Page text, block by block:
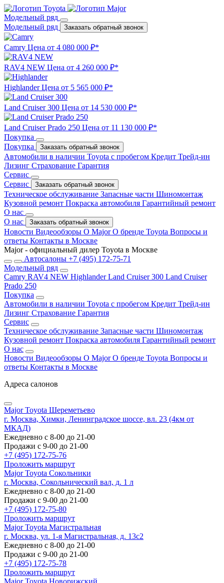
Модельный ряд
Модельный ряд
Заказать обратный звонок
Camry Цена от 4 080 000 ₽*
RAV4 NEW Цена от 4 260 000 ₽*
Highlander Цена от 5 565 000 ₽*
Land Cruiser 300 Цена от 14 530 000 ₽*
Land Cruiser Prado 250 Цена от 11 130 000 ₽*
Покупка
Покупка
Заказать обратный звонок
Автомобили в наличии Toyota с пробегом Кредит Трейд-ин
Лизинг Страхование Гарантия
Сервис
Сервис
Заказать обратный звонок
Техническое обслуживание Запасные части Шиномонтаж
Кузовной ремонт Покраска автомобиля Гарантийный ремонт
О нас
О нас
Заказать обратный звонок
Новости Видеообзоры О MajorО бренде Toyota Вопросы и
ответы Контакты в Москве
Major - официальный дилер Toyota в Москве
Автосалоны +7 (495) 172-75-71
Модельный ряд
Camry RAV4 NEW Highlander Land Cruiser 300 Land Cruiser
Prado 250
Покупка
Автомобили в наличии Toyota с пробегом Кредит Трейд-ин
Лизинг Страхование Гарантия
Сервис
Техническое обслуживание Запасные части Шиномонтаж
Кузовной ремонт Покраска автомобиля Гарантийный ремонт
О нас
Новости Видеообзоры О MajorО бренде Toyota Вопросы и
ответы Контакты в Москве
Адреса салонов
Major Toyota Шереметьево
г. Москва, Химки, Ленинградское шоссе, вл. 23 (4км от
МКАД)
Ежедневно с 8-00 до 21-00
Продажи с 9-00 до 21-00
+7 (495) 172-75-76
Проложить маршрут
Major Toyota Сокольники
г. Москва, Сокольнический вал, д. 1 л
Ежедневно с 8-00 до 21-00
Продажи с 9-00 до 21-00
+7 (495) 172-75-80
Проложить маршрут
Major Toyota Магистральная
г. Москва, ул. 1-я Магистральная, д. 13с2
Ежедневно с 8-00 до 21-00
Продажи с 9-00 до 21-00
+7 (495) 172-75-78
Проложить маршрут
Major Toyota Новорижский